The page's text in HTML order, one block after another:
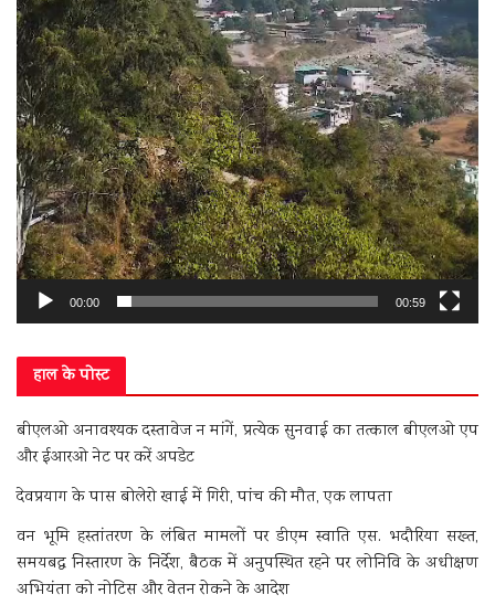
00:00 00:59
हाल के पोस्ट
बीएलओ अनावश्यक दस्तावेज न मांगें, प्रत्येक सुनवाई का तत्काल बीएलओ एप
और ईआरओ नेट पर करें अपडेट
देवप्रयाग के पास बोलेरो खाई में गिरी, पांच की मौत, एक लापता
वन भूमि हस्तांतरण के लंबित मामलों पर डीएम स्वाति एस. भदौरिया सख्त,
समयबद्ध निस्तारण के निर्देश, बैठक में अनुपस्थित रहने पर लोनिवि के अधीक्षण
अभियंता को नोटिस और वेतन रोकने के आदेश